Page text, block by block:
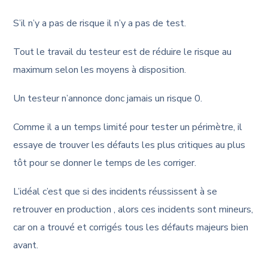
S’il n’y a pas de risque il n’y a pas de test.
Tout le travail du testeur est de réduire le risque au
maximum selon les moyens à disposition.
Un testeur n’annonce donc jamais un risque 0.
Comme il a un temps limité pour tester un périmètre, il
essaye de trouver les défauts les plus critiques au plus
tôt pour se donner le temps de les corriger.
L’idéal c’est que si des incidents réussissent à se
retrouver en production , alors ces incidents sont mineurs,
car on a trouvé et corrigés tous les défauts majeurs bien
avant.